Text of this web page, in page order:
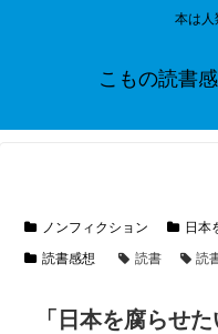
本は人
こもの読書
ノンフィクション
日本
読書感想
読書 読
「日本を腐らせ